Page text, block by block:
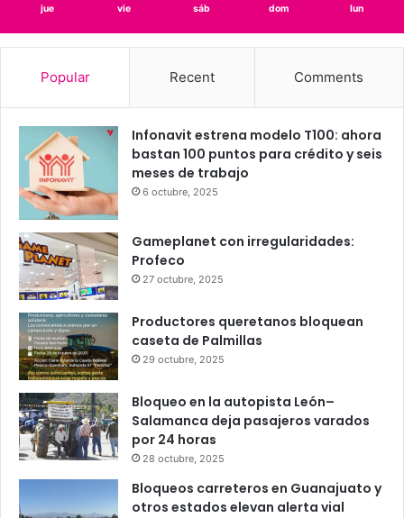
jue vie sáb dom lun
Popular Recent Comments
Infonavit estrena modelo T100: ahora
bastan 100 puntos para crédito y seis
meses de trabajo
6 octubre, 2025
Gameplanet con irregularidades:
Profeco
27 octubre, 2025
Productores queretanos bloquean
caseta de Palmillas
29 octubre, 2025
Bloqueo en la autopista León–
Salamanca deja pasajeros varados
por 24 horas
28 octubre, 2025
Bloqueos carreteros en Guanajuato y
otros estados elevan alerta vial